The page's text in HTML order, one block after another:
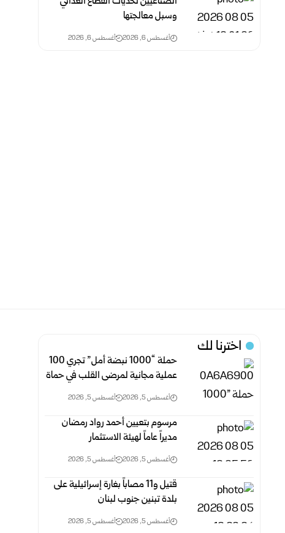
وسبل معالجتها
أغسطس 6, 2026 أغسطس 6, 2026
اخترنا لك
حملة “1000 نبضة أمل” تجري 100
عملية مجانية لمرضى القلب في حماة
أغسطس 5, 2026 أغسطس 5, 2026
مرسوم بتعيين أحمد رواد رمضان
مديراً عاماً لهيئة الاستثمار
أغسطس 5, 2026 أغسطس 5, 2026
قتيل و11 مصاباً بغارة إسرائيلية على
بلدة تبنين جنوب لبنان
أغسطس 5, 2026 أغسطس 5, 2026